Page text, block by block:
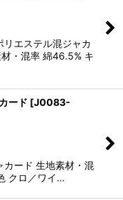
エステル混ジャカ
・混率 綿46.5% キ
ード [J0083-
ード 生地素材・混
クロ／ワイ…